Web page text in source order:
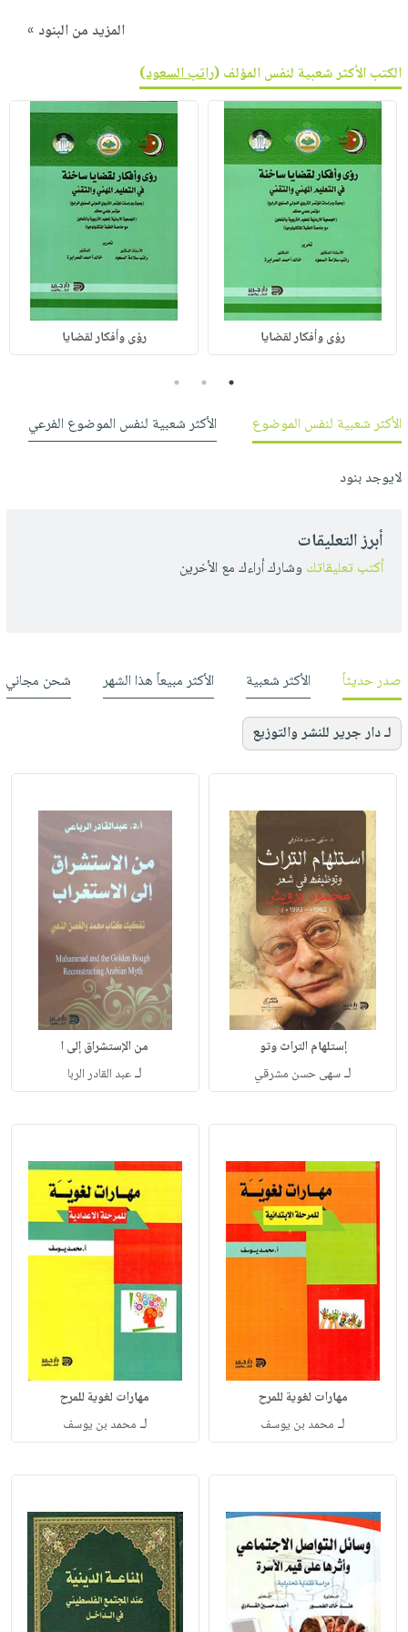
المزيد من البنود »
الكتب الأكثر شعبية لنفس المؤلف (راتب السعود)
رؤى وأفكار لقضايا رؤى وأفكار لقضايا
1
2
3
الأكثر شعبية لنفس الموضوع
الأكثر شعبية لنفس الموضوع الفرعي
لايوجد بنود
أبرز التعليقات
أكتب تعليقاتك وشارك أراءك مع الأخرين
صدر حديثاً الأكثر شعبية الأكثر مبيعاً هذا الشهر شحن مجاني
لـ دار جرير للنشر والتوزيع
إستلهام التراث وتو
لـسهى حسن مشرقي
من الإستشراق إلى ا
لـعبد القادر الربا
مهارات لغوية للمرح
لـ محمد بن يوسف
مهارات لغوية للمرح
لـ محمد بن يوسف